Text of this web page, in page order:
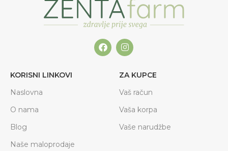
KORISNI LINKOVI
Naslovna
O nama
Blog
Naše maloprodaje
ZA KUPCE
Vaš račun
Vaša korpa
Vaše narudžbe